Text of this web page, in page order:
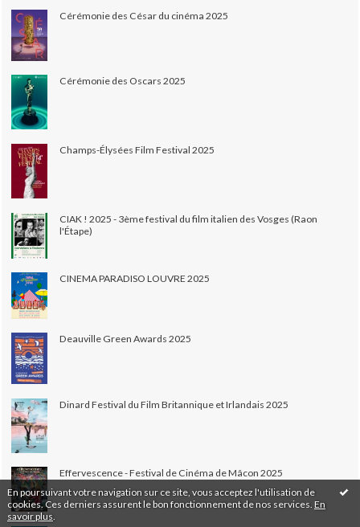
En poursuivant votre navigation sur ce site, vous acceptez l'utilisation de
cookies. Ces derniers assurent le bon fonctionnement de nos services. En
savoir plus
Cérémonie des César du cinéma 2025
Cérémonie des Oscars 2025
Champs-Élysées Film Festival 2025
CIAK ! 2025 - 3ème festival du film italien des Vosges (Raon
l'Étape)
CINEMA PARADISO LOUVRE 2025
Deauville Green Awards 2025
Dinard Festival du Film Britannique et Irlandais 2025
Effervescence - Festival de Cinéma de Mâcon 2025